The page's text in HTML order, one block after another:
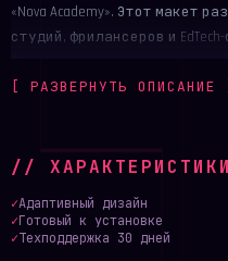
«Nova Academy». Этот макет
студий, фрилансеров и
Все названия курсов (Python,
исключительно для
Этот макет создан как
только заменить демо-
[ РАЗВЕРНУТЬ ОПИСАНИЕ
// ХАРАКТЕРИСТИКИ
✓Адаптивный дизайн
✓Готовый к установке
✓Техподдержка 30 дней